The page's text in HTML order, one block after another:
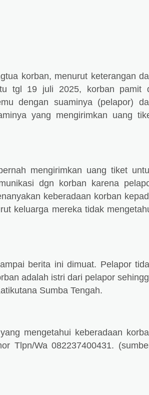
korban, menurut keterangan
tgl 19 juli 2025, korban pamit
dengan suaminya (pelapor)
yang mengirimkan uang
mengirimkan uang tiket
dgn korban karena
keberadaan korban
keluarga mereka tidak
berita ini dimuat. Pelapor
adalah istri dari pelapor
Sumba Tengah.
mengetahui keberadaan
Tlpn/Wa 082237400431.